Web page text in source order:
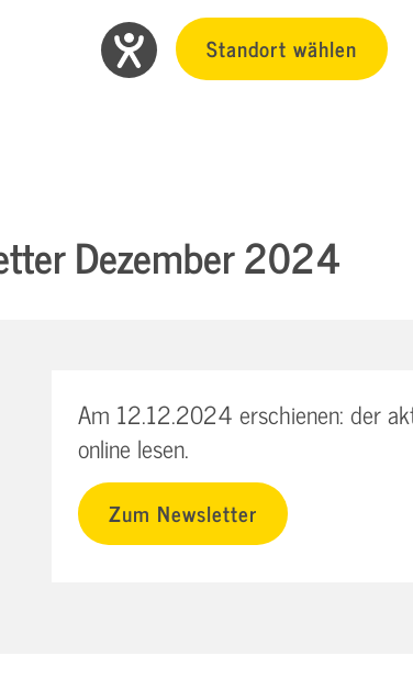
Standort wählen
Dezember 2024
Am 12.12.2024 erschienen: der
online lesen.
Zum Newsletter